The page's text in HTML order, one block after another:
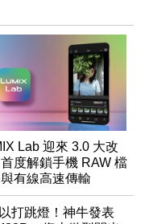
Lab 迎來 3.0 大改
度解鎖手機 RAW 檔
有線高速傳輸
打跳燈！神牛發表